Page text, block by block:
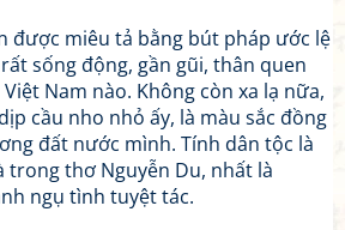
được miêu tả bằng bút pháp ước lệ
sống động, gần gũi, thân quen
Nam nào. Không còn xa lạ nữa,
cầu nho nhỏ ấy, là màu sắc đồng
đất nước mình. Tính dân tộc là
trong thơ Nguyễn Du, nhất là
ngụ tình tuyệt tác.